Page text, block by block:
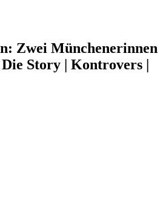
Zwei Münchenerinnen
Story | Kontrovers |